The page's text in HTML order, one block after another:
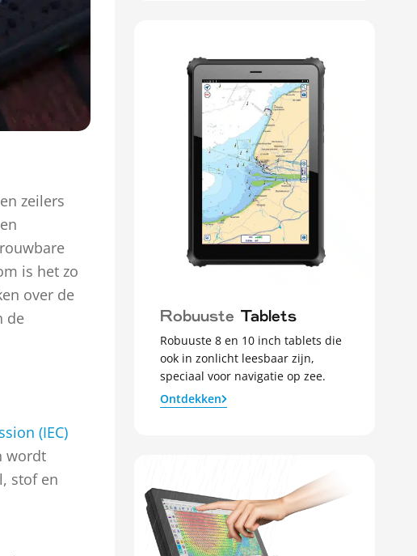
zeilers
is het zo
over de
de
(IEC)
wordt
stof en
RobuusteTablets
Robuuste 8 en 10 inch tablets die
ook in zonlicht leesbaar zijn,
speciaal voor navigatie op zee.
Ontdekken